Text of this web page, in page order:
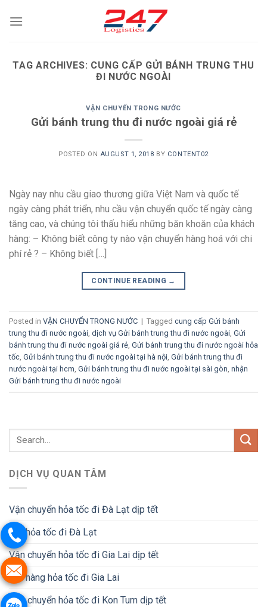
TAG ARCHIVES: CUNG CẤP GỬI BÁNH TRUNG THU
ĐI NƯỚC NGOÀI
VẬN CHUYỂN TRONG NƯỚC
Gửi bánh trung thu đi nước ngoài giá rẻ
POSTED ON AUGUST 1, 2018 BY CONTENT02
Ngày nay nhu cầu giao thương giữa Việt Nam và quốc tế
ngày càng phát triển, nhu cầu vận chuyển quốc tế ngày càng
tăng cao, và chúng tôi thấu hiểu những băn khoăn của khách
hàng: – Không biết công ty nào vận chuyển hàng hoá với chi
phí rẻ ? – Không biết […]
CONTINUE READING →
Posted in VẬN CHUYỂN TRONG NƯỚC | Tagged cung cấp Gửi bánh
trung thu đi nước ngoài dịch vụ Gửi bánh trung thu đi nước ngoài Gửi
bánh trung thu đi nước ngoài giá rẻ Gửi bánh trung thu đi nước ngoài hỏa
tốc Gửi bánh trung thu đi nước ngoài tại hà nội Gửi bánh trung thu đi
nước ngoài tại hcm Gửi bánh trung thu đi nước ngoài tại sài gòn nhận
Gửi bánh trung thu đi nước ngoài
DỊCH VỤ QUAN TÂM
Vận chuyển hỏa tốc đi Đà Lạt dịp tết
Gửi hỏa tốc đi Đà Lạt
Vận chuyển hỏa tốc đi Gia Lai dịp tết
Gửi hàng hỏa tốc đi Gia Lai
Vận chuyển hỏa tốc đi Kon Tum dịp tết